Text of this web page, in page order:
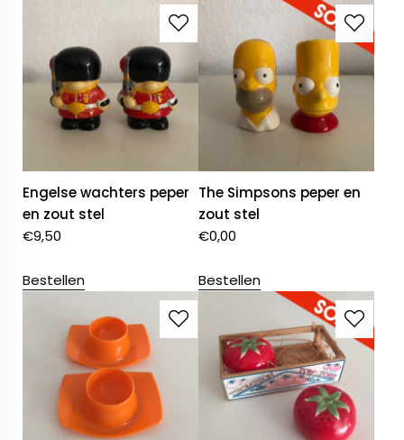
Engelse wachters peper
en zout stel
€9,50
Bestellen
The Simpsons peper en
zout stel
€0,00
Bestellen